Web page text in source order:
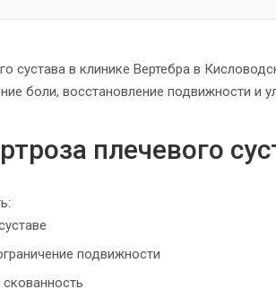
сустава в клинике Вертебра в
боли, восстановление подвижности и
плечевого
подвижности